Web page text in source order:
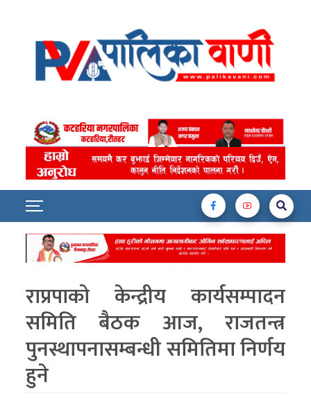
राप्रपाको केन्द्रीय कार्यसम्पादन
समिति बैठक आज, राजतन्त्र
पुनस्थापनासम्बन्धी समितिमा निर्णय
हुने